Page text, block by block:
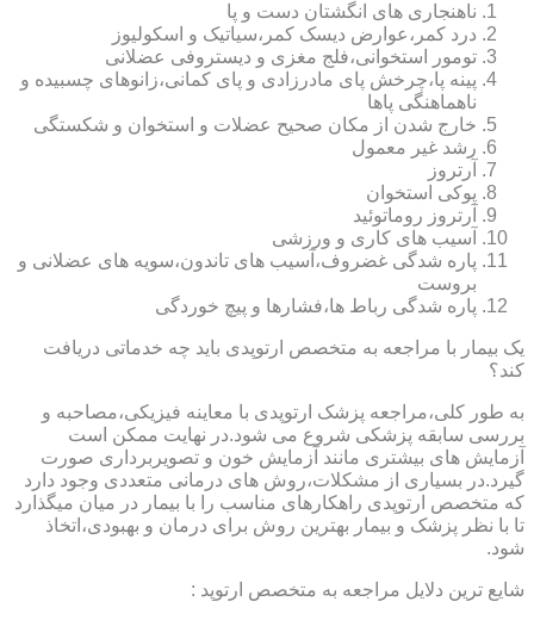
ناهنجاری های انگشتان دست و پا
درد کمر،عوارض دیسک کمر،سیاتیک و اسکولیوز
تومور استخوانی،فلج مغزی و دیستروفی عضلانی
پینه پا،چرخش پای مادرزادی و پای کمانی،زانوهای چسبیده و
ناهماهنگی پاها
خارج شدن از مکان صحیح عضلات و استخوان و شکستگی
رشد غیر معمول
آرتروز
پوکی استخوان
آرتروز روماتوئید
آسیب های کاری و ورزشی
پاره شدگی غضروف،آسیب های تاندون،سویه های عضلانی و
بروست
پاره شدگی رباط ها،فشارها و پیچ خوردگی
یک بیمار با مراجعه به متخصص ارتوپدی باید چه خدماتی دریافت
کند؟
به طور کلی،مراجعه پزشک ارتوپدی با معاینه فیزیکی،مصاحبه و
بررسی سابقه پزشکی شروع می شود.در نهایت ممکن است
آزمایش های بیشتری مانند آزمایش خون و تصویربرداری صورت
گیرد.در بسیاری از مشکلات،روش های درمانی متعددی وجود دارد
که متخصص ارتوپدی راهکارهای مناسب را با بیمار در میان میگذارد
تا با نظر پزشک و بیمار بهترین روش برای درمان و بهبودی،اتخاذ
شود.
شایع ترین دلایل مراجعه به متخصص ارتوپد :